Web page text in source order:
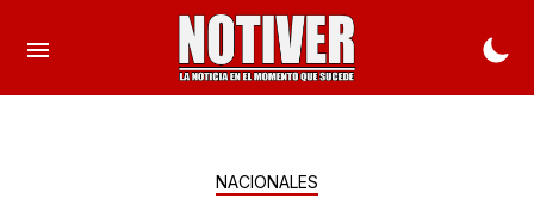
NACIONALES